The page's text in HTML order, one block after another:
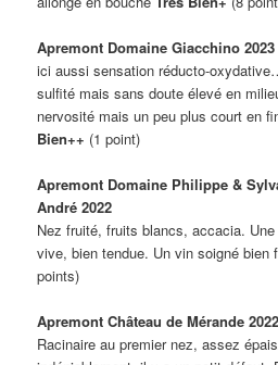
Apremont Domaine Giacchino 2023
ici aussi sensation réducto-
sulfité mais sans doute élevé en
nervosité mais un peu plus court en
Bien++ (1 point)
Apremont Domaine Philippe &
André 2022
Nez fruité, fruits blancs, accacia.
vive, bien tendue. Un vin soigné bien
points)
Apremont Château de Mérande 2022
Racinaire au premier nez, assez